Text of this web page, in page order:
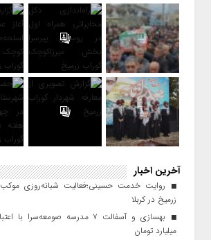
آخرین اخبار
روایت خدمت حسینی؛فعالیت شبانه‌روزی
زرمیخ در کربلا
میلیارد تومان